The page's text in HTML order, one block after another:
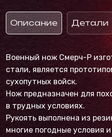
Описание Детали
Военный нож Смерч-Р
стали, является
сухопутных войск.
Нож предназначен для
в трудных условиях.
Рукоять выполнена из
многие погодные условия